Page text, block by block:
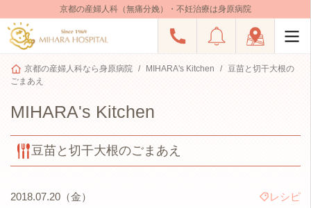
京都の産婦人科（無痛分娩）・不妊治療は身原病院
京都の産婦人科なら身原病院 MIHARA's Kitchen
豆苗と切干大根の
ごまあえ
MIHARA's Kitchen
豆苗と切干大根のごまあえ
2018.07.20（金） レシピ